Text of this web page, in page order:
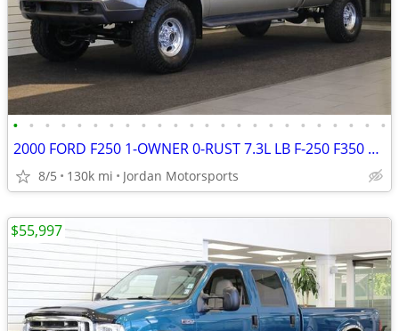
• • • • • • • • • • • • • • • • • • • • • • • •
2000 FORD F250 1-OWNER 0-RUST 7.3L LB F-250 F350 1999 2001 2002 2003
8/5 130k mi Jordan Motorsports
$55,997